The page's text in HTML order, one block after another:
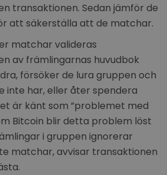
transaktionen. Sedan jämför de
att säkerställa att de matchar.
matchar valideras
av främlingarnas huvudbok
försöker de lura gruppen och
inte har, eller åter spendera
är känt som ”problemet med
Bitcoin blir detta problem löst
i gruppen ignorerar
matchar, avvisar transaktionen